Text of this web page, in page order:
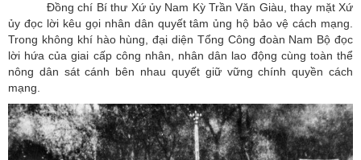
Đồng chí Bí thư Xứ ủy Nam Kỳ Trần Văn Giàu, thay mặt Xứ
ủy đọc lời kêu gọi nhân dân quyết tâm ủng hộ bảo vệ cách mạng.
Trong không khí hào hùng, đại diện Tổng Công đoàn Nam Bộ đọc
lời hứa của giai cấp công nhân, nhân dân lao động cùng toàn thể
nông dân sát cánh bên nhau quyết giữ vững chính quyền cách
mạng.